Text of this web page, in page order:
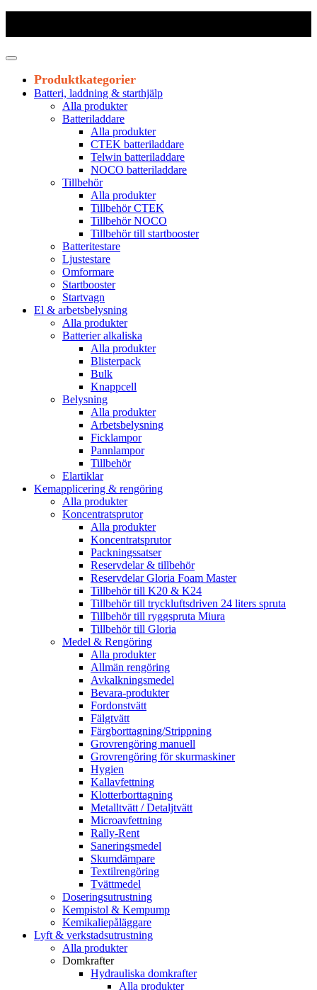
Produktkategorier
Batteri, laddning & starthjälp
Alla produkter
Batteriladdare
Alla produkter
CTEK batteriladdare
Telwin batteriladdare
NOCO batteriladdare
Tillbehör
Alla produkter
Tillbehör CTEK
Tillbehör NOCO
Tillbehör till startbooster
Batteritestare
Ljustestare
Omformare
Startbooster
Startvagn
El & arbetsbelysning
Alla produkter
Batterier alkaliska
Alla produkter
Blisterpack
Bulk
Knappcell
Belysning
Alla produkter
Arbetsbelysning
Ficklampor
Pannlampor
Tillbehör
Elartiklar
Kemapplicering & rengöring
Alla produkter
Koncentratsprutor
Alla produkter
Koncentratsprutor
Packningssatser
Reservdelar & tillbehör
Reservdelar Gloria Foam Master
Tillbehör till K20 & K24
Tillbehör till tryckluftsdriven 24 liters spruta
Tillbehör till ryggspruta Miura
Tillbehör till Gloria
Medel & Rengöring
Alla produkter
Allmän rengöring
Avkalkningsmedel
Bevara-produkter
Fordonstvätt
Fälgtvätt
Färgborttagning/Strippning
Grovrengöring manuell
Grovrengöring för skurmaskiner
Hygien
Kallavfettning
Klotterborttagning
Metalltvätt / Detaljtvätt
Microavfettning
Rally-Rent
Saneringsmedel
Skumdämpare
Textilrengöring
Tvättmedel
Doseringsutrustning
Kempistol & Kempump
Kemikaliepåläggare
Lyft & verkstadsutrustning
Alla produkter
Domkrafter
Hydrauliska domkrafter
Alla produkter